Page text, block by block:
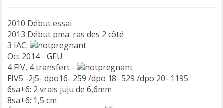
2010 Début essai
2013 Début pma: ras des 2 côté
3 IAC:
Oct 2014 - GEU
4 FIV, 4 transfert -
FIV5 -2j5- dpo16- 259 /dpo 18- 529 /dpo 20- 1195
6sa+6: 2 vrais juju de 6,6mm
8sa+6: 1,5 cm